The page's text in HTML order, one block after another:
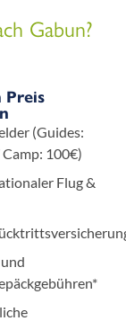
Gabun?
Preis
(Guides:
100€)
Flug &